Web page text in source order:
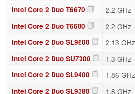
Intel Core 2 Duo T6670 2.2 GHz
Intel Core 2 Duo T6600 2.2 GHz
Intel Core 2 Duo SL9600 2.13 GHz
Intel Core 2 Duo SU7300 1.3 GHz
Intel Core 2 Duo SL9400 1.86 GHz
Intel Core 2 Duo SL9380 1.8 GHz